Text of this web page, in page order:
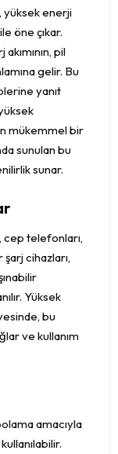
, yüksek enerji
öne çıkar.
pil
gelir. Bu
yanıt
mükemmel bir
sunulan bu
sunar.
, cep telefonları,
cihazları,
Yüksek
bu
ve kullanım
amacıyla
kullanılabilir.